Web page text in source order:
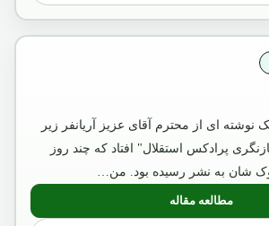
نوشته ای از محترم آقای عزیز آریانفر زیر
پرادکس استقلال" افتاد که چند روز
شان به نشر رسیده بود. من…
مطالعه مقاله
: آگست2018